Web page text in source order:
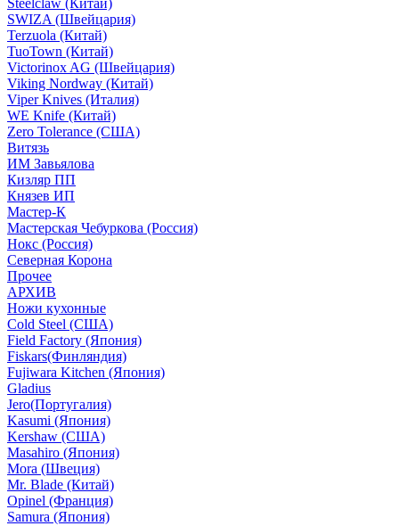
Steelclaw (Китай)
SWIZA (Швейцария)
Terzuola (Китай)
TuoTown (Китай)
Victorinox AG (Швейцария)
Viking Nordway (Китай)
Viper Knives (Италия)
WE Knife (Китай)
Zero Tolerance (США)
Витязь
ИМ Завьялова
Кизляр ПП
Князев ИП
Мастер-К
Мастерская Чебуркова (Россия)
Нокс (Россия)
Северная Корона
Прочее
АРХИВ
Ножи кухонные
Cold Steel (США)
Field Factory (Япония)
Fiskars(Финляндия)
Fujiwara Kitchen (Япония)
Gladius
Jero(Португалия)
Kasumi (Япония)
Kershaw (США)
Masahiro (Япония)
Mora (Швеция)
Mr. Blade (Китай)
Opinel (Франция)
Samura (Япония)